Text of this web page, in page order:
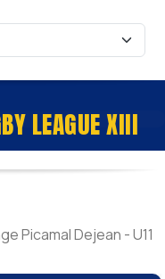
LEAGUE XIII
Picamal Dejean - U11